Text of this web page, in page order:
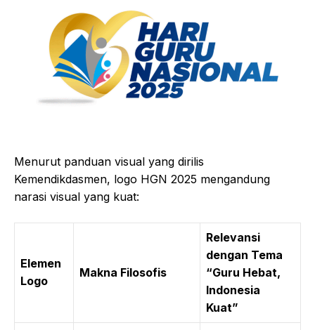
Menurut panduan visual yang dirilis
Kemendikdasmen, logo HGN 2025 mengandung
narasi visual yang kuat:
Elemen
Logo
Makna Filosofis
Relevansi
dengan Tema
“Guru Hebat,
Indonesia
Kuat”